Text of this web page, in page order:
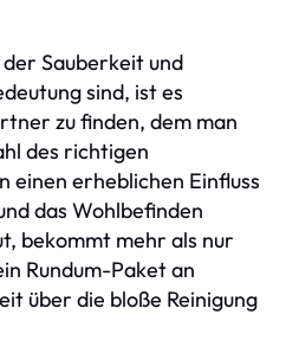
Sauberkeit und
sind, ist es
zu finden, dem man
des richtigen
einen erheblichen Einfluss
das Wohlbefinden
bekommt mehr als nur
Rundum-Paket an
über die bloße Reinigung